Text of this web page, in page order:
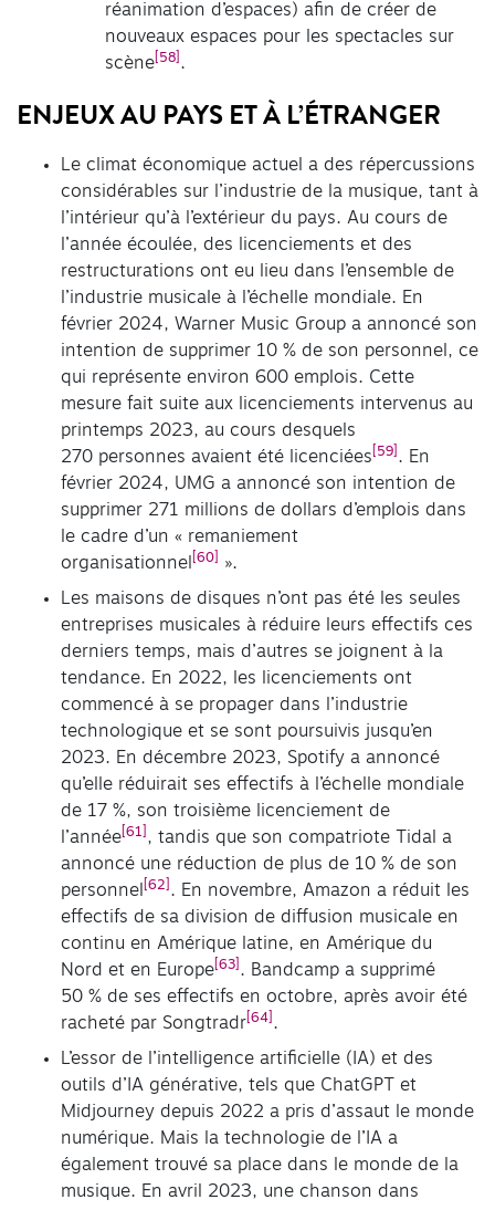
réanimation d’espaces) afin de créer de
nouveaux espaces pour les spectacles sur
scène [58] .
ENJEUX AU PAYS ET À L’ÉTRANGER
Le climat économique actuel a des répercussions
considérables sur l’industrie de la musique, tant à
l’intérieur qu’à l’extérieur du pays. Au cours de
l’année écoulée, des licenciements et des
restructurations ont eu lieu dans l’ensemble de
l’industrie musicale à l’échelle mondiale. En
février 2024, Warner Music Group a annoncé son
intention de supprimer 10 % de son personnel, ce
qui représente environ 600 emplois. Cette
mesure fait suite aux licenciements intervenus au
printemps 2023, au cours desquels
270 personnes avaient été licenciées [59] . En
février 2024, UMG a annoncé son intention de
supprimer 271 millions de dollars d’emplois dans
le cadre d’un « remaniement
organisationnel
[60]
».
Les maisons de disques n’ont pas été les seules
entreprises musicales à réduire leurs effectifs ces
derniers temps, mais d’autres se joignent à la
tendance. En 2022, les licenciements ont
commencé à se propager dans l’industrie
technologique et se sont poursuivis jusqu’en
2023. En décembre 2023, Spotify a annoncé
qu’elle réduirait ses effectifs à l’échelle mondiale
de 17 %, son troisième licenciement de
l’année [61] , tandis que son compatriote Tidal a
annoncé une réduction de plus de 10 % de son
personnel
[62] . En novembre, Amazon a réduit les
effectifs de sa division de diffusion musicale en
continu en Amérique latine, en Amérique du
Nord et en Europe [63] . Bandcamp a supprimé
50 % de ses effectifs en octobre, après avoir été
racheté par Songtradr [64] .
L’essor de l’intelligence artificielle (IA) et des
outils d’IA générative, tels que ChatGPT et
Midjourney depuis 2022 a pris d’assaut le monde
numérique. Mais la technologie de l’IA a
également trouvé sa place dans le monde de la
musique. En avril 2023, une chanson dans